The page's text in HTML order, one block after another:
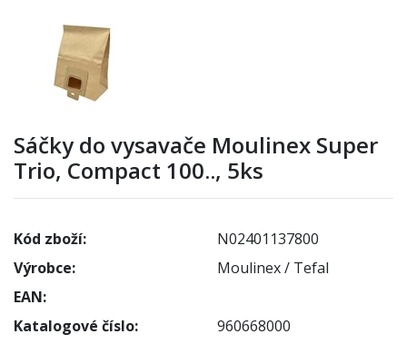
Sáčky do vysavače Moulinex Super
Trio, Compact 100.., 5ks
Kód zboží:
N02401137800
Výrobce:
Moulinex / Tefal
EAN:
Katalogové číslo:
960668000